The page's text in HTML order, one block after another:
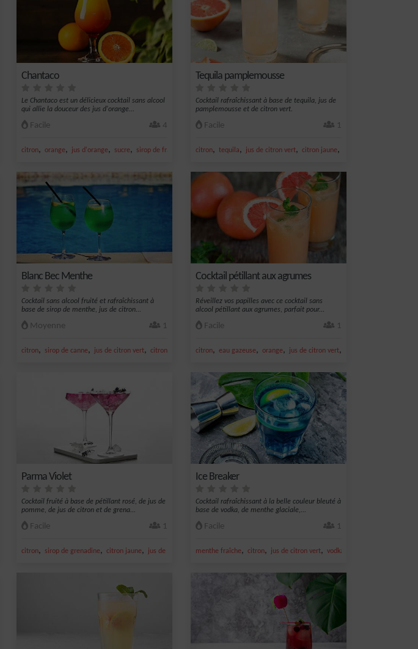
citron jaune
Chantaco
Le Chantaco est un délicieux cocktail sans alcool
qui allie la douceur des jus d'orange...
Facile 4
citron, orange, jus d'orange, sucre, sirop de fraise
Tequila pamplemousse
Cocktail rafraîchissant à base de tequila, jus de
pamplemousse et de citron vert.
Facile 1
citron, tequila, jus de citron vert, citron jaune,
jaune
Blanc Bec Menthe
Cocktail sans alcool fruité et rafraîchissant à
base de sirop de menthe, jus de citron...
Moyenne 1
citron, sirop de canne, jus de citron vert, citron jaune jus de citron jaune
Cocktail pétillant aux agrumes
Réveillez vos papilles avec ce cocktail sans
alcool pétillant aux agrumes, parfait pour...
Facile 1
citron, eau gazeuse, orange, jus de citron vert,
jaune
Parma Violet
Cocktail fruité à base de pétillant rosé, de jus de
pomme, de jus de citron et de grena...
Facile 1
citron, sirop de grenadine, citron jaune, jus de citron jaune,Jus de pomme
Ice Breaker
Cocktail rafraîchissant à la belle couleur bleuté à
base de vodka, de menthe glaciale,...
Facile 1
menthe fraîche, citron, jus de citron vert, vodka